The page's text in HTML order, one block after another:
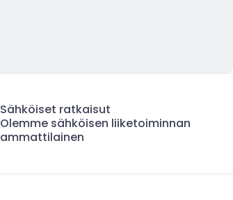
Sähköiset ratkaisut
Olemme sähköisen liiketoiminnan
ammattilainen